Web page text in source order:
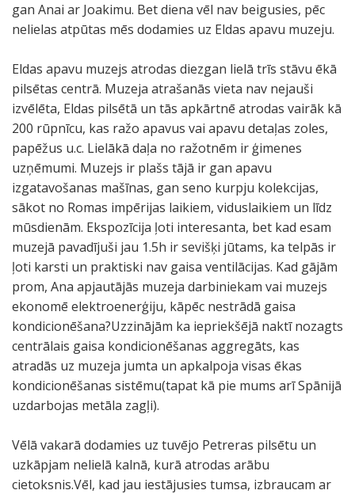
gan Anai ar Joakimu. Bet diena vēl nav beigusies, pēc
nelielas atpūtas mēs dodamies uz Eldas apavu muzeju.
Eldas apavu muzejs atrodas diezgan lielā trīs stāvu ēkā
pilsētas centrā. Muzeja atrašanās vieta nav nejauši
izvēlēta, Eldas pilsētā un tās apkārtnē atrodas vairāk kā
200 rūpnīcu, kas ražo apavus vai apavu detaļas zoles,
papēžus u.c. Lielākā daļa no ražotnēm ir ģimenes
uzņēmumi. Muzejs ir plašs tājā ir gan apavu
izgatavošanas mašīnas, gan seno kurpju kolekcijas,
sākot no Romas impērijas laikiem, viduslaikiem un līdz
mūsdienām. Ekspozīcija ļoti interesanta, bet kad esam
muzejā pavadījuši jau 1.5h ir sevišķi jūtams, ka telpās ir
ļoti karsti un praktiski nav gaisa ventilācijas. Kad gājām
prom, Ana apjautājās muzeja darbiniekam vai muzejs
ekonomē elektroenerģiju, kāpēc nestrādā gaisa
kondicionēšana?Uzzinājām ka iepriekšējā naktī nozagts
centrālais gaisa kondicionēšanas aggregāts, kas
atradās uz muzeja jumta un apkalpoja visas ēkas
kondicionēšanas sistēmu(tapat kā pie mums arī Spānijā
uzdarbojas metāla zagļi).
Vēlā vakarā dodamies uz tuvējo Petreras pilsētu un
uzkāpjam nelielā kalnā, kurā atrodas arābu
cietoksnis.Vēl, kad jau iestājusies tumsa, izbraucam ar